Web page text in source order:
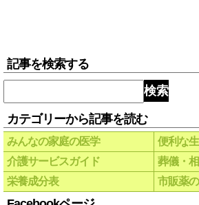
記事を検索する
検索
カテゴリーから記事を読む
みんなの家庭の医学
便利な
介護サービスガイド
葬儀・
栄養成分表
市販薬